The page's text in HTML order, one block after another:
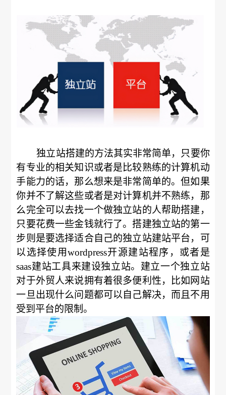
独立站搭建的方法其实非常简单，只要你
有专业的相关知识或者是比较熟练的计算机动
手能力的话，那么想来是非常简单的。但如果
你并不了解这些或者是对计算机并不熟练，那
么完全可以去找一个做独立站的人帮助搭建，
只要花费一些金钱就行了。搭建独立站的第一
步则是要选择适合自己的独立站建站平台，可
以选择使用wordpress开源建站程序，或者是
saas建站工具来建设独立站。建立一个独立站
对于外贸人来说拥有着很多便利性，比如网站
一旦出现什么问题都可以自己解决，而且不用
受到平台的限制。